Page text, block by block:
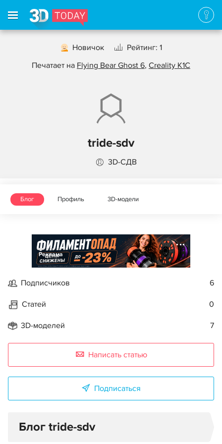
Новичок
Рейтинг: 1
Печатает на Flying Bear Ghost 6, Creality K1C
tride-sdv
3D-СДВ
Блог Профиль 3D-модели
Реклама
Подписчиков 6
Статей 0
3D-моделей 7
Написать статью
Подписаться
Блог tride-sdv